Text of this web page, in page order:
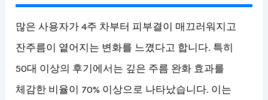
많은 사용자가 4주 차부터 피부결이 매끄러워지고
잔주름이 옅어지는 변화를 느꼈다고 합니다. 특히
50대 이상의 후기에서는 깊은 주름 완화 효과를
체감한 비율이 70% 이상으로 나타났습니다. 이는